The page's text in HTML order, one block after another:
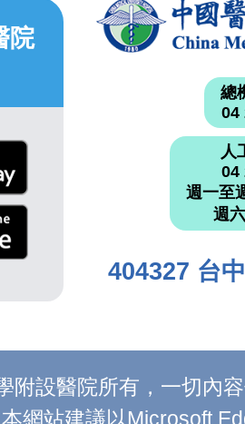
院
總
04
人
04
週一至
週
404327 台
設醫院所有，一切內
網站建議以Microsoft